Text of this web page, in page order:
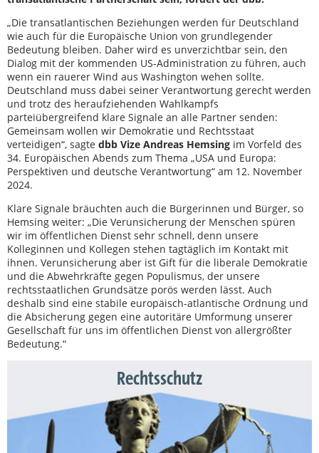
„Die transatlantischen Beziehungen werden für Deutschland
wie auch für die Europäische Union von grundlegender
Bedeutung bleiben. Daher wird es unverzichtbar sein, den
Dialog mit der kommenden US-Administration zu führen, auch
wenn ein rauerer Wind aus Washington wehen sollte.
Deutschland muss dabei seiner Verantwortung gerecht werden
und trotz des heraufziehenden Wahlkampfs
parteiübergreifend klare Signale an alle Partner senden:
Gemeinsam wollen wir Demokratie und Rechtsstaat
verteidigen“, sagte dbb Vize Andreas Hemsing im Vorfeld des
34. Europäischen Abends zum Thema „USA und Europa:
Perspektiven und deutsche Verantwortung“ am 12. November
2024.
Klare Signale bräuchten auch die Bürgerinnen und Bürger, so
Hemsing weiter: „Die Verunsicherung der Menschen spüren
wir im öffentlichen Dienst sehr schnell, denn unsere
Kolleginnen und Kollegen stehen tagtäglich im Kontakt mit
ihnen. Verunsicherung aber ist Gift für die liberale Demokratie
und die Abwehrkräfte gegen Populismus, der unsere
rechtsstaatlichen Grundsätze porös werden lässt. Auch
deshalb sind eine stabile europäisch-atlantische Ordnung und
die Absicherung gegen eine autoritäre Umformung unserer
Gesellschaft für uns im öffentlichen Dienst von allergrößter
Bedeutung.“
Rechtsschutz